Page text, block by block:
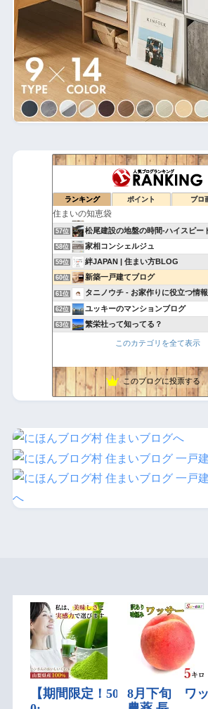
ランキング ポイント ブロ
一級建築士の隠密帳
片山友見の暮らしノート
55位 日向建設の知っ得マメ情報
56位 家具なび 家具から始まる家づくりを提案するイ
57位 松尾建設の地盤の時間‐ハイスピード工
58位 家相コンシェルジュ
59位 絆JAPAN | 住まい方BLOG
60位 新築一戸建てブログ
61位 タニノウチ - お家作りに役立つ情
62位 ユッキーのマンションブログ
63位 繁栄社って知ってる？
プリズム 窓ガラス１１９ ガラス修理 窓ド
66位 じんさんの「戸建て住宅の闇」ブロ
67位 銀行では聞けない話、住宅展示場で
このカテゴリを全て表示
このブログに投票する